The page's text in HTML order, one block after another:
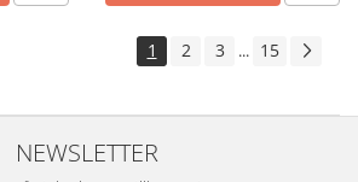
1 2 3 ... 15
NEWSLETTER